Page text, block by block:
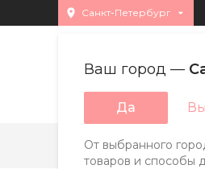
Санкт-Петербург
Ваш город —
Да
От выбранного
товаров и способы
Бренды Страны